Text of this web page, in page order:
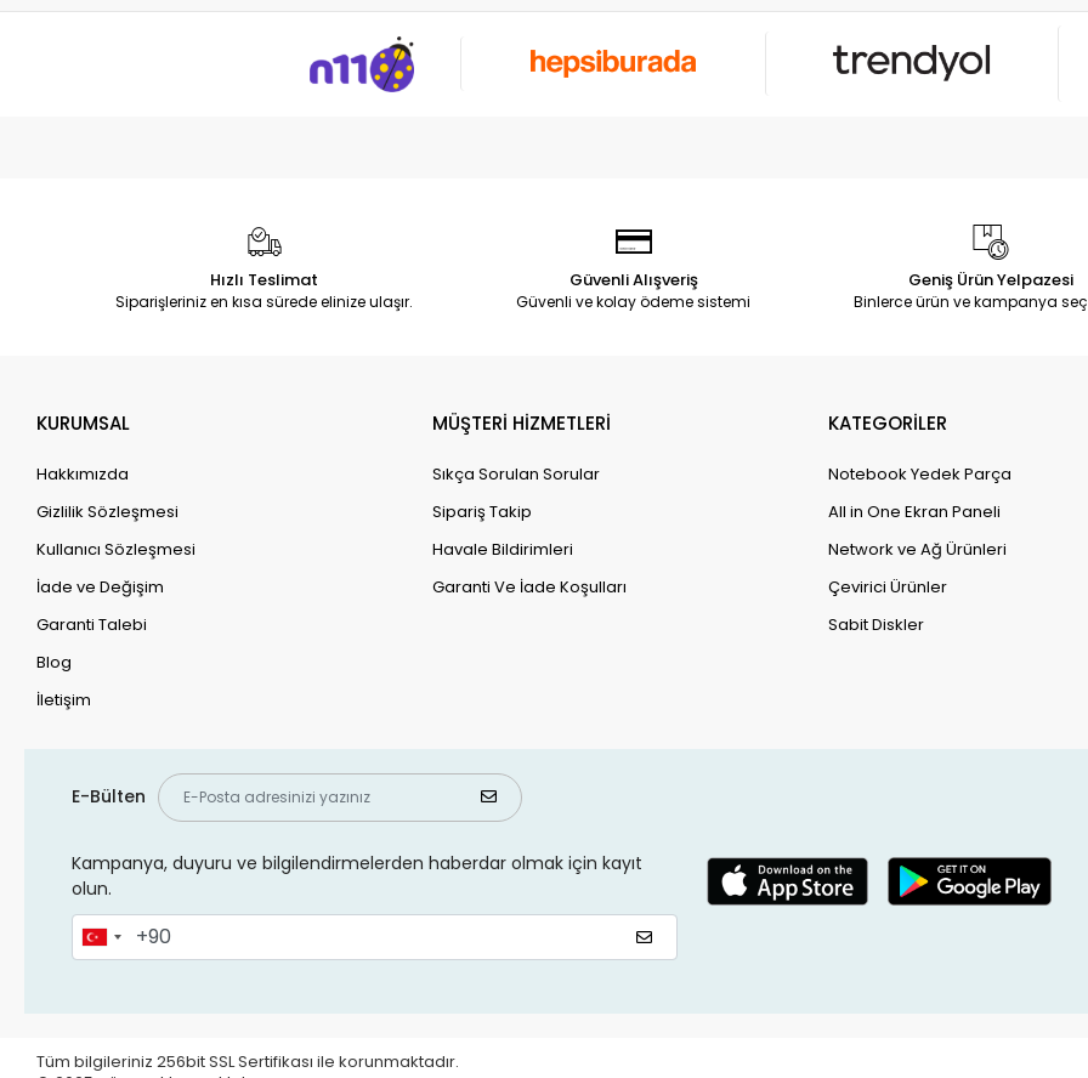
Hızlı Teslimat
Siparişleriniz en kısa sürede elinize ulaşır.
Güvenli Alışveriş
Güvenli ve kolay ödeme sistemi
Geniş Ürün Yelpazesi
Binlerce ürün ve kampanya
KURUMSAL
Hakkımızda
Gizlilik Sözleşmesi
Kullanıcı Sözleşmesi
İade ve Değişim
Garanti Talebi
Blog
İletişim
MÜŞTERİ HİZMETLERİ
Sıkça Sorulan Sorular
Sipariş Takip
Havale Bildirimleri
Garanti Ve İade Koşulları
KATEGORİLER
Notebook Yedek Parça
All in One Ekran Paneli
Network ve Ağ Ürünleri
Çevirici Ürünler
Sabit Diskler
E-Bülten
Kampanya, duyuru ve bilgilendirmelerden haberdar olmak için kayıt
olun.
Tüm bilgileriniz 256bit SSL Sertifikası ile korunmaktadır.